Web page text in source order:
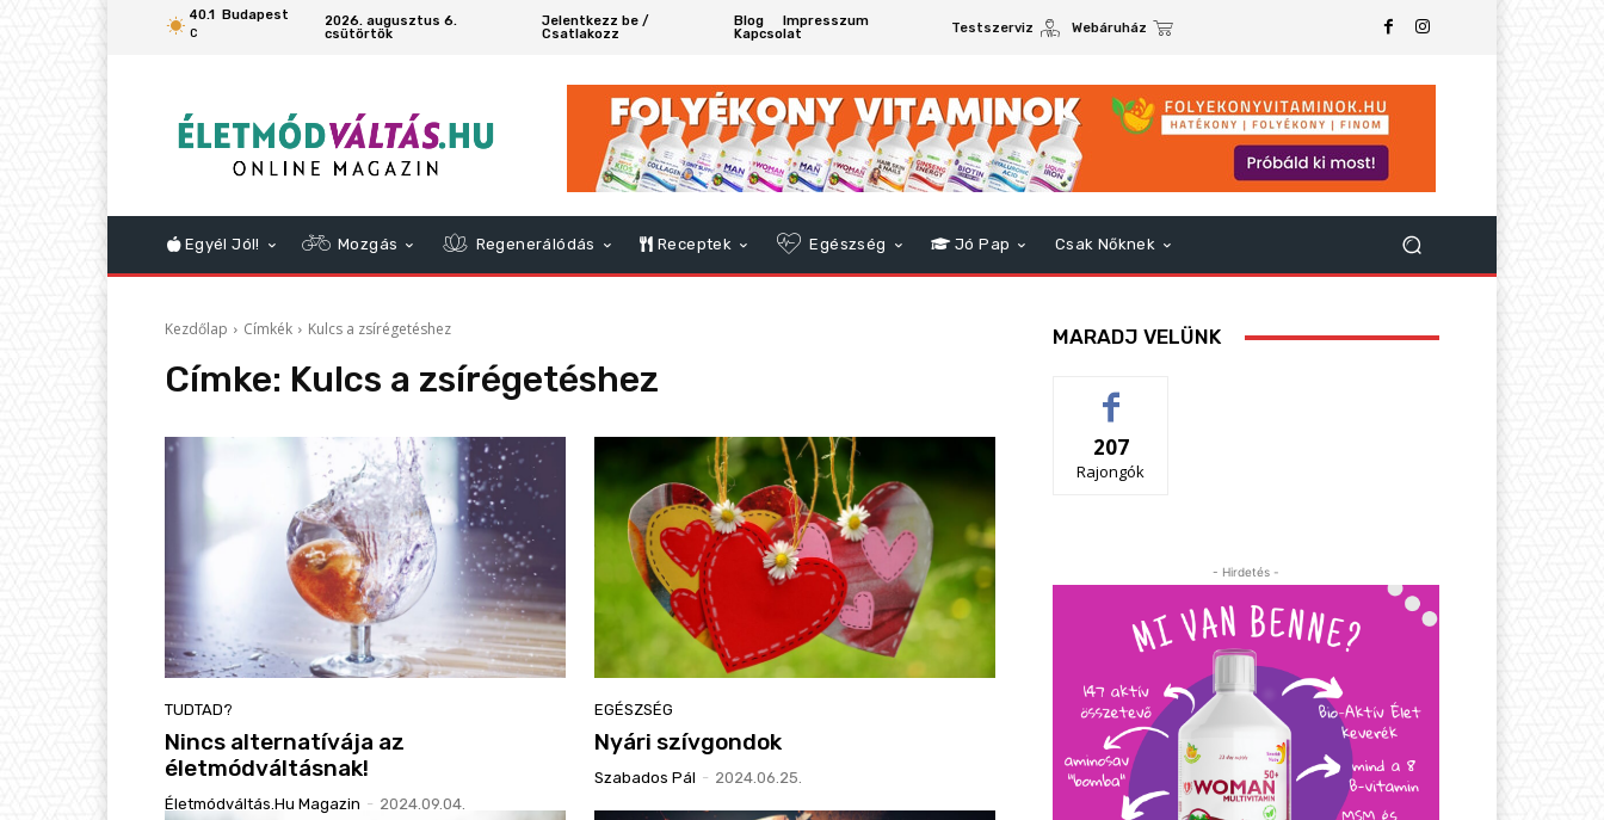
40.1
C
Budapest
2026. augusztus 6.
csütörtök
Jelentkezz be /
Csatlakozz
Blog
Impresszum
Kapcsolat
Testszerviz Webáruház
Egyél Jól! Mozgás Regenerálódás Receptek Egészség Jó Pap Csak Nőknek
Kezdőlap Címkék Kulcs a zsírégetéshez
Címke: Kulcs a zsírégetéshez
TUDTAD?
Nincs alternatívája az
életmódváltásnak!
Életmódváltás.hu Magazin - 2024.09.04.
EGÉSZSÉG
Nyári szívgondok
Szabados Pál - 2024.06.25.
MARADJ VELÜNK
207
Rajongók
- Hirdetés -